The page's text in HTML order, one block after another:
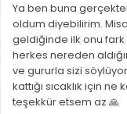
Ya ben buna
oldum diyebilirim.
geldiğinde ilk onu fark
herkes nereden
ve gururla sizi
kattığı sıcaklık için ne
teşekkür etsem az 🙏